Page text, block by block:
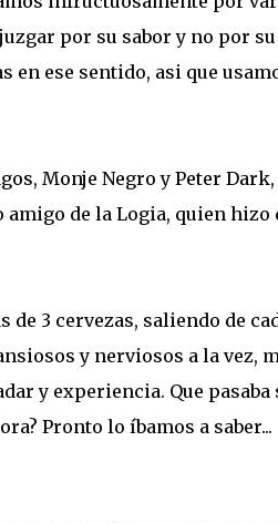
por su sabor y no por su
en ese sentido, asi que
Monje Negro y Peter
amigo de la Logia, quien hizo
3 cervezas, saliendo de
y nerviosos a la vez,
y experiencia. Que pasaba
Pronto lo íbamos a saber...